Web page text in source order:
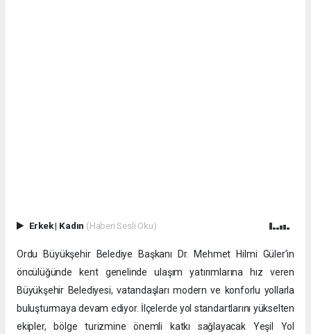
Erkek| Kadın (Haberi Sesli Oku)
Ordu Büyükşehir Belediye Başkanı Dr. Mehmet Hilmi Güler’in
öncülüğünde kent genelinde ulaşım yatırımlarına hız veren
Büyükşehir Belediyesi, vatandaşları modern ve konforlu yollarla
buluşturmaya devam ediyor. İlçelerde yol standartlarını yükselten
ekipler, bölge turizmine önemli katkı sağlayacak Yeşil Yol